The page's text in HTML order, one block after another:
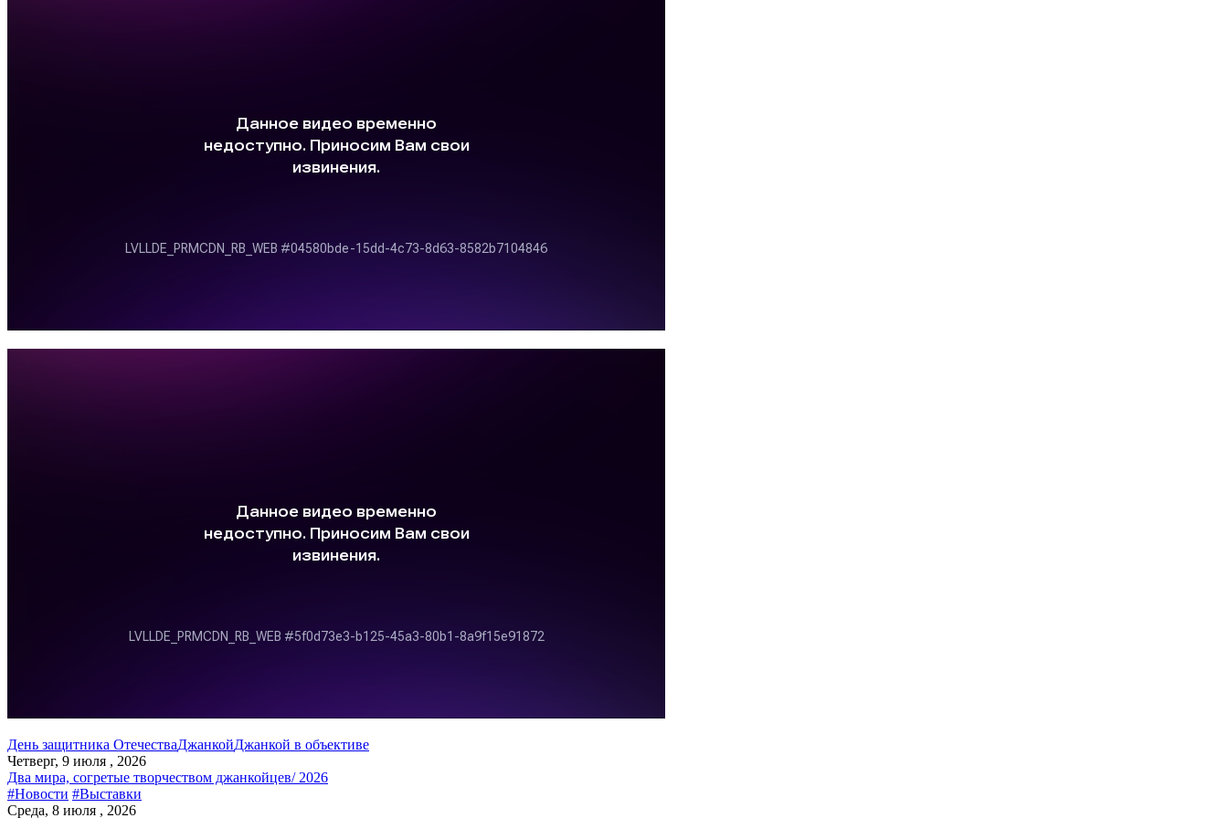
День защитника ОтечестваДжанкойДжанкой в объективе
Четверг, 9 июля , 2026
Два мира, согретые творчеством джанкойцев/ 2026
#Новости #Выставки
Среда, 8 июля , 2026